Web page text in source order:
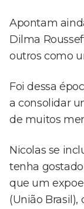
Apontam
Dilma
outros como
Foi dessa
a consolidar
de muitos
Nicolas se
tenha
que um
(União Brasil),